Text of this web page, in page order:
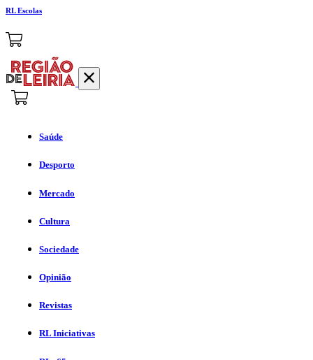
RL Escolas
Saúde
Desporto
Mercado
Cultura
Sociedade
Opinião
Revistas
RL Iniciativas